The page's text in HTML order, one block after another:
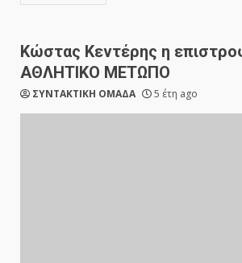
Κώστας Κεντέρης η
ΑΘΛΗΤΙΚΟ ΜΕΤΩΠΟ
ΣΥΝΤΑΚΤΙΚΗ ΟΜΑΔΑ 5 έτη ago